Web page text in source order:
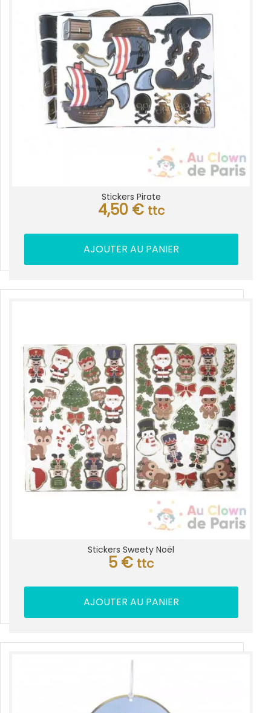
Stickers Pirate
4,50 € ttc
AJOUTER AU PANIER
Stickers Sweety Noël
5 € ttc
AJOUTER AU PANIER